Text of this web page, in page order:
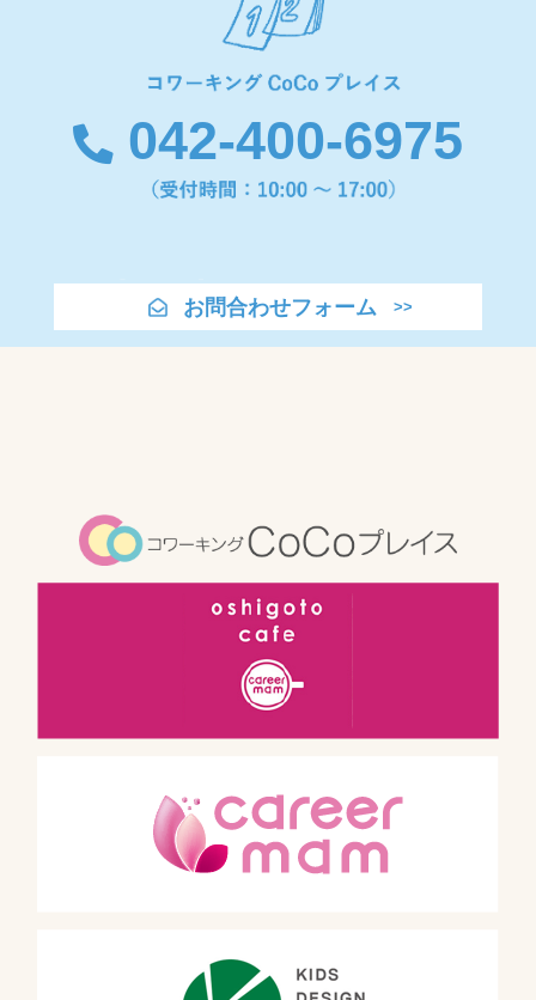
042-400-6975
お問合わせフォーム